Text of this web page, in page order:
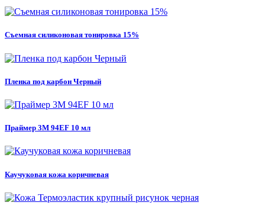
Съемная силиконовая тонировка 15%
Пленка под карбон Черный
Праймер 3M 94EF 10 мл
Каучуковая кожа коричневая